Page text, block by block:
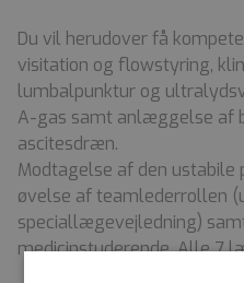
Du vil herudover få
visitation og flowstyring,
lumbalpunktur og
A-gas samt anlæggelse af
ascitesdræn.
Modtagelse af den ustabile
øvelse af teamlederrollen
speciallægevejledning)
medicinstuderende. Alle 7